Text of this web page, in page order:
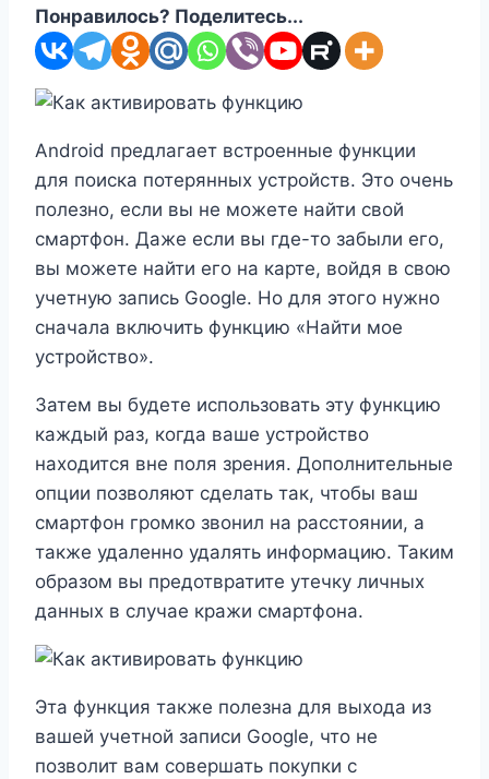
Понравилось? Поделитесь...
Android предлагает встроенные функции
для поиска потерянных устройств. Это очень
полезно, если вы не можете найти свой
смартфон. Даже если вы где-то забыли его,
вы можете найти его на карте, войдя в свою
учетную запись Google. Но для этого нужно
сначала включить функцию «Найти мое
устройство».
Затем вы будете использовать эту функцию
каждый раз, когда ваше устройство
находится вне поля зрения. Дополнительные
опции позволяют сделать так, чтобы ваш
смартфон громко звонил на расстоянии, а
также удаленно удалять информацию. Таким
образом вы предотвратите утечку личных
данных в случае кражи смартфона.
Эта функция также полезна для выхода из
вашей учетной записи Google, что не
позволит вам совершать покупки с